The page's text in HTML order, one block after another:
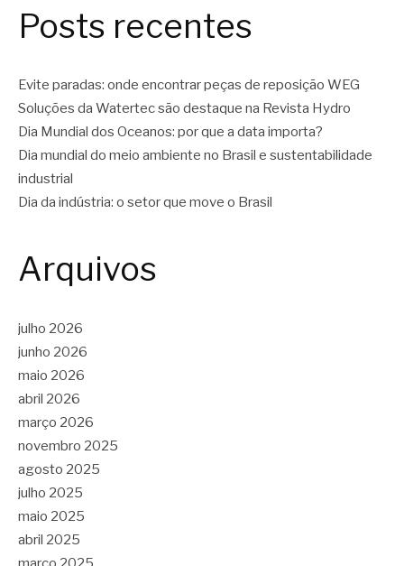
Posts recentes
Evite paradas: onde encontrar peças de reposição WEG
Soluções da Watertec são destaque na Revista Hydro
Dia Mundial dos Oceanos: por que a data importa?
Dia mundial do meio ambiente no Brasil e sustentabilidade
industrial
Dia da indústria: o setor que move o Brasil
Arquivos
julho 2026
junho 2026
maio 2026
abril 2026
março 2026
novembro 2025
agosto 2025
julho 2025
maio 2025
abril 2025